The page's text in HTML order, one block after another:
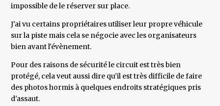
impossible de le réserver sur place.
J'ai vu certains propriétaires utiliser leur propre véhicule
sur la piste mais cela se négocie avec les organisateurs
bien avant l'évènement.
Pour des raisons de sécurité le circuit est très bien
protégé, cela veut aussi dire qu'il est très difficile de faire
des photos hormis à quelques endroits stratégiques pris
d'assaut.